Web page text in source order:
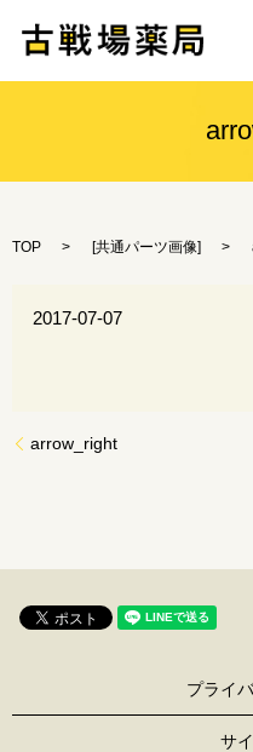
TOP [共通パーツ画像]
2017-07-07
arrow_right
プライ
サ